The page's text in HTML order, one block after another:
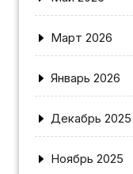
Март 2026
Январь 2026
Декабрь 2025
Ноябрь 2025